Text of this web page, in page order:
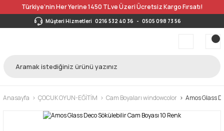
Türkiye’nin Her Yerine 1450 TL ve Üzeri Ücretsiz Kargo Fırsatı!
Müşteri Hizmetleri 0216 532 40 36 - 0505 098 73 56
Anasayfa ÇOCUK OYUN-EĞİTİM Cam Boyaları windowcolor Amos Glass